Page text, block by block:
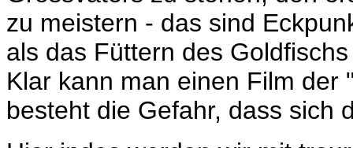
zu meistern - das sind
als das Füttern des
Klar kann man einen Film der
besteht die Gefahr, dass sich